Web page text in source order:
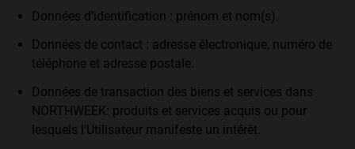
Données d’identification : prénom et nom(s).
Données de contact : adresse électronique, numéro de
téléphone et adresse postale.
Données de transaction des biens et services dans
NORTHWEEK: produits et services acquis ou pour
lesquels l'Utilisateur manifeste un intérêt.